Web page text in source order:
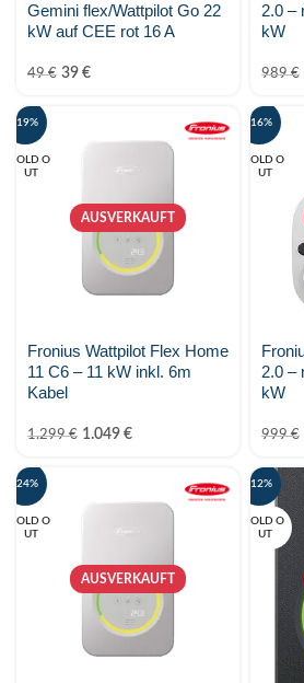
Gemini flex/Wattpilot Go 22
kW auf CEE rot 16 A
49€ 39 €
2.0 –
kW
989€
AUSVERKAUFT
-19%
SOLD O
UT
Fronius Wattpilot Flex Home
11 C6 – 11 kW inkl. 6m
Kabel
1.299€ 1.049 €
-16%
SOLD O
UT
2.0 –
kW
999€
AUSVERKAUFT
-24%
SOLD O
UT
-12%
SOLD O
UT